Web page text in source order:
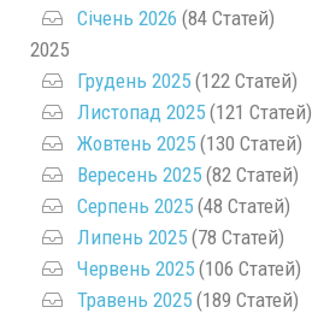
Січень 2026 (84 Статей)
2025
Грудень 2025 (122 Статей)
Листопад 2025 (121 Статей)
Жовтень 2025 (130 Статей)
Вересень 2025 (82 Статей)
Серпень 2025 (48 Статей)
Липень 2025 (78 Статей)
Червень 2025 (106 Статей)
Травень 2025 (189 Статей)